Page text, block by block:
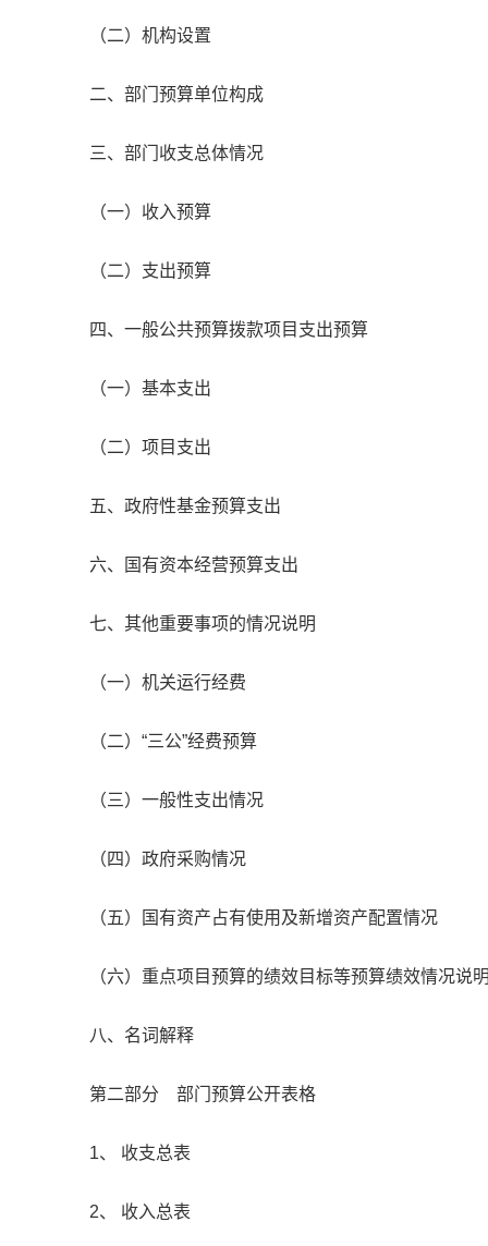
（二）机构设置
二、部门预算单位构成
三、部门收支总体情况
（一）收入预算
（二）支出预算
四、一般公共预算拨款项目支出预算
（一）基本支出
（二）项目支出
五、政府性基金预算支出
六、国有资本经营预算支出
七、其他重要事项的情况说明
（一）机关运行经费
（二）“三公”经费预算
（三）一般性支出情况
（四）政府采购情况
（五）国有资产占有使用及新增资产配置情况
（六）重点项目预算的绩效目标等预算绩效情况说
八、名词解释
第二部分 部门预算公开表格
1、 收支总表
2、 收入总表